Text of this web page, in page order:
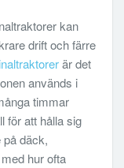
kan
drift och färre
är det
används i
timmar
för att hålla sig
på däck,
hur ofta